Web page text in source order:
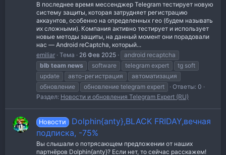
В последнее время мессенджер Telegram тестирует новую
систему защиты, которая затрудняет регистрацию
аккаунтов, особенно на определенных гео (будем называть
их сложными). Компания активно тестирует и использует
новые методы защиты, на данный момент они порадовали
нас — Android reCaptcha, который...
emiliar Тема 26 Фев 2025
android recaptcha
blb team news software telegram expert
tg soft
update
авто-регистрация
автоматизация
обновление
обновление telegram expert
Ответы: 0
Раздел: Новости и обновления Telegram Expert (RU)
Новости
Dolphin{anty},BLACK FRIDAY,вечная
подписка, -75%
Вы слышали о потрясающем предложении от наших
партнёров Dolphin{anty}? Если нет, то сейчас расскажем!